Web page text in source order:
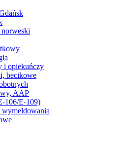
norweski
i opiekuńczy
becikowe
AAP
106/E-109)
wymeldowania